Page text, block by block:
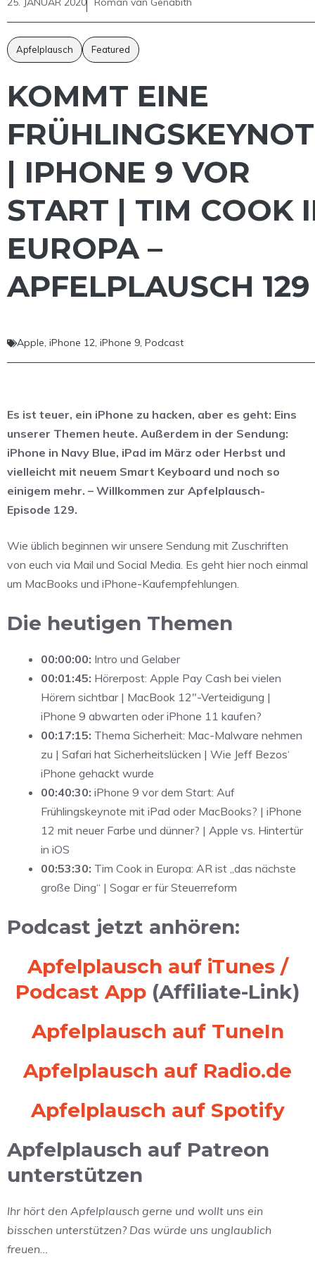
Apfelplausch Featured
KOMMT EINE
| IPHONE 9 VOR
START | TIM COOK
EUROPA –
APFELPLAUSCH 129
Apple, iPhone 12, iPhone 9, Podcast
Es ist teuer, ein iPhone zu hacken, aber es geht: Eins
unserer Themen heute. Außerdem in der Sendung:
iPhone in Navy Blue, iPad im März oder Herbst und
vielleicht mit neuem Smart Keyboard und noch so
einigem mehr. – Willkommen zur Apfelplausch-
Episode 129.
Wie üblich beginnen wir unsere Sendung mit Zuschriften
von euch via Mail und Social Media. Es geht hier noch einmal
um MacBooks und iPhone-Kaufempfehlungen.
Die heutigen Themen
00:00:00: Intro und Gelaber
00:01:45: Hörerpost: Apple Pay Cash bei vielen
Hörern sichtbar | MacBook 12″-Verteidigung |
iPhone 9 abwarten oder iPhone 11 kaufen?
00:17:15: Thema Sicherheit: Mac-Malware nehmen
zu | Safari hat Sicherheitslücken | Wie Jeff Bezos‘
iPhone gehackt wurde
00:40:30: iPhone 9 vor dem Start: Auf
Frühlingskeynote mit iPad oder MacBooks? | iPhone
12 mit neuer Farbe und dünner? | Apple vs. Hintertür
in iOS
00:53:30: Tim Cook in Europa: AR ist „das nächste
große Ding“ | Sogar er für Steuerreform
Podcast jetzt anhören:
Apfelplausch auf iTunes /
Podcast App (Affiliate-Link)
Apfelplausch auf TuneIn
Apfelplausch auf Radio.de
Apfelplausch auf Spotify
Apfelplausch auf Patreon
unterstützen
Ihr hört den Apfelplausch gerne und wollt uns ein
bisschen unterstützen? Das würde uns unglaublich
freuen…